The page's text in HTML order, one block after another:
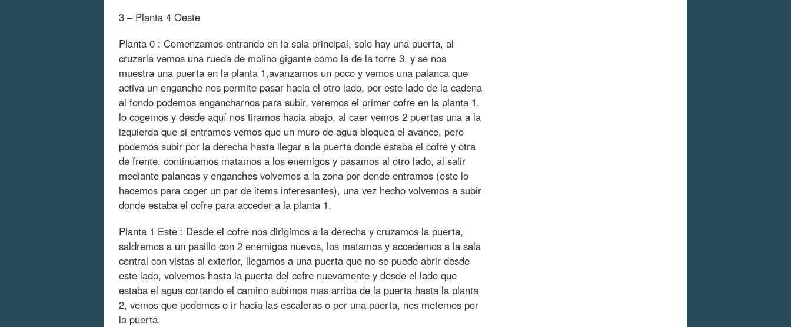
3 – Planta 4 Oeste
Planta 0 : Comenzamos entrando en la sala principal, solo hay una puerta, al
cruzarla vemos una rueda de molino gigante como la de la torre 3, y se nos
muestra una puerta en la planta 1,avanzamos un poco y vemos una palanca que
activa un enganche nos permite pasar hacia el otro lado, por este lado de la cadena
al fondo podemos engancharnos para subir, veremos el primer cofre en la planta 1,
lo cogemos y desde aquí nos tiramos hacia abajo, al caer vemos 2 puertas una a la
izquierda que si entramos vemos que un muro de agua bloquea el avance, pero
podemos subir por la derecha hasta llegar a la puerta donde estaba el cofre y otra
de frente, continuamos matamos a los enemigos y pasamos al otro lado, al salir
mediante palancas y enganches volvemos a la zona por donde entramos (esto lo
hacemos para coger un par de items interesantes), una vez hecho volvemos a subir
donde estaba el cofre para acceder a la planta 1.
Planta 1 Este : Desde el cofre nos dirigimos a la derecha y cruzamos la puerta,
saldremos a un pasillo con 2 enemigos nuevos, los matamos y accedemos a la sala
central con vistas al exterior, llegamos a una puerta que no se puede abrir desde
este lado, volvemos hasta la puerta del cofre nuevamente y desde el lado que
estaba el agua cortando el camino subimos mas arriba de la puerta hasta la planta
2, vemos que podemos o ir hacia las escaleras o por una puerta, nos metemos por
la puerta.